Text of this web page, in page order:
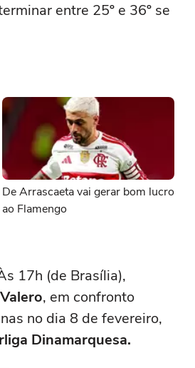
entre 25º e 36º se
De Arrascaeta vai gerar bom lucro
ao Flamengo
17h (de Brasília),
, em confronto
no dia 8 de fevereiro,
Dinamarquesa.